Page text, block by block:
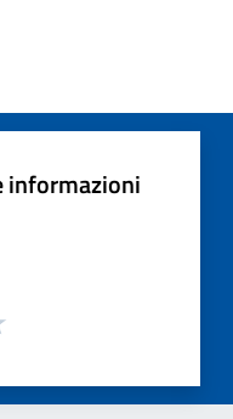
informazioni